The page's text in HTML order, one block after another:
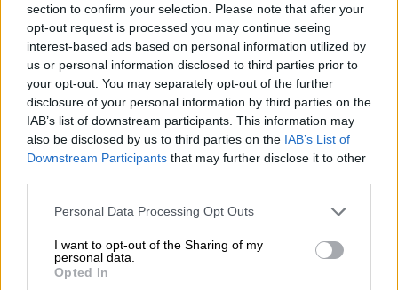
section to confirm your selection. Please note that after your
opt-out request is processed you may continue seeing
interest-based ads based on personal information utilized by
us or personal information disclosed to third parties prior to
your opt-out. You may separately opt-out of the further
disclosure of your personal information by third parties on the
IAB’s list of downstream participants. This information may
also be disclosed by us to third parties on the IAB’s List of
Downstream Participants that may further disclose it to other
Please note that this website/app uses one or more Google
not limited to your visit or usage behaviour. You may click to
grant or deny consent to Google and its third-party tags to
use your data for below specified purposes in below Google
Personal Data Processing Opt Outs
I want to opt-out of the Sharing of my
personal data.
Opted In
Τηλεόραση|31.07.2025 12:38
Η ΕΡΤ ετοιμάζει εβδομάδα εθνικού
τελικού για τη Eurovision 2026 - Τι θα
συμβεί με την παρουσίαση
Η δημόσια τηλεόραση φαίνεται πως παίρνει
σοβαρά το ρόλο της για την επιλογή του
επόμενου εκπροσώπου